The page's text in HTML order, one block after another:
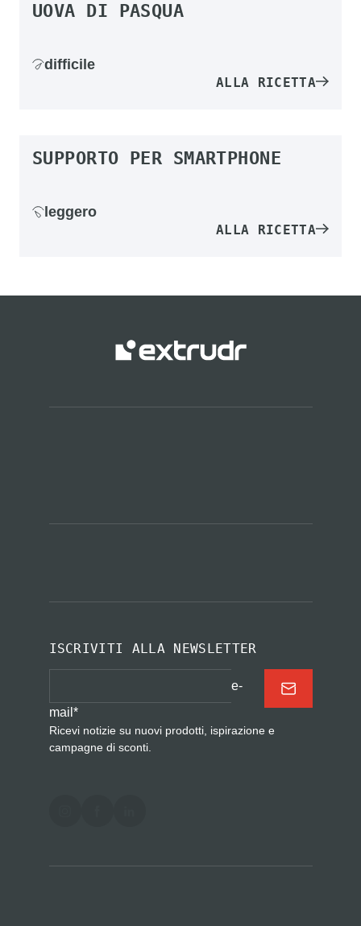
UOVA DI PASQUA
difficile
ALLA RICETTA
SUPPORTO PER SMARTPHONE
leggero
ALLA RICETTA
ISCRIVITI ALLA NEWSLETTER
e-
mail *
Ricevi notizie su nuovi prodotti, ispirazione e
campagne di sconti.